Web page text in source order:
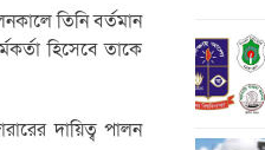
তিনি বর্তমান
হিসেবে তাকে
দায়িত্ব পালন